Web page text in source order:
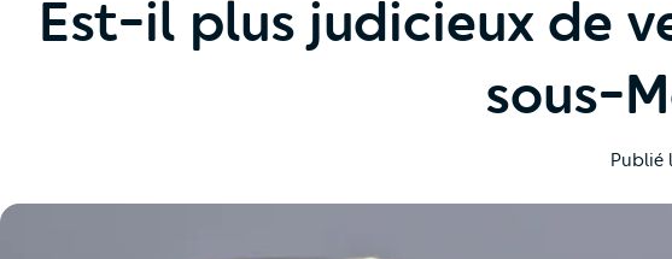
Est-il plus judicieux de
sous-
Publié